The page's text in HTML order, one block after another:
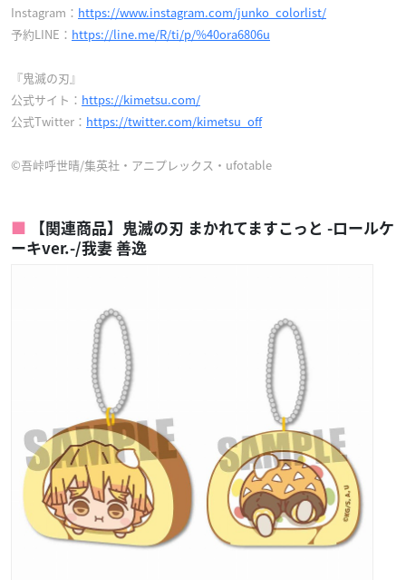
Instagram： https://www.instagram.com/junko_colorlist/
予約LINE： https://line.me/R/ti/p/%40ora6806u
『鬼滅の刃』
公式サイト： https://kimetsu.com/
公式Twitter： https://twitter.com/kimetsu_off
©吾峠呼世晴/集英社・アニプレックス・ufotable
【関連商品】鬼滅の刃 まかれてますこっと -ロールケ
ーキver.-/我妻 善逸